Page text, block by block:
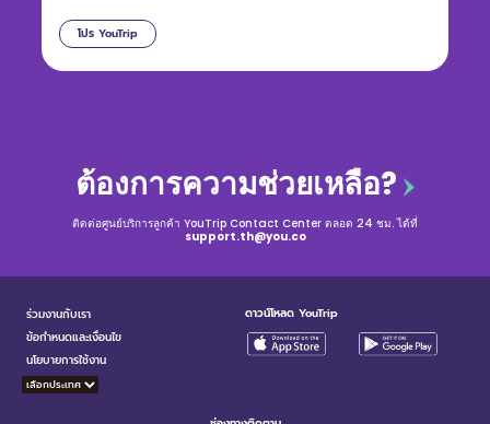
โปร YouTrip
ต้องการความช่วยเหลือ?
ติดต่อศูนย์บริการลูกค้า YouTrip Contact Center ตลอด 24 ชม. ได้ที่
support.th@you.co
ร่วมงานกับเรา
ข้อกำหนดและเงื่อนไข
นโยบายการใช้งาน
ดาวน์โหลด YouTrip